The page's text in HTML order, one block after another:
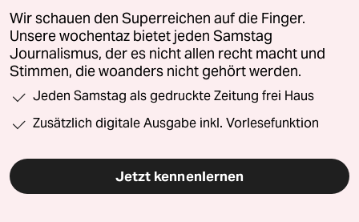
Wir schauen den Superreichen auf die Finger.
Unsere wochentaz bietet jeden Samstag
Journalismus, der es nicht allen recht macht und
Stimmen, die woanders nicht gehört werden.
Jeden Samstag als gedruckte Zeitung frei Haus
Zusätzlich digitale Ausgabe inkl. Vorlesefunktion
Jetzt kennenlernen